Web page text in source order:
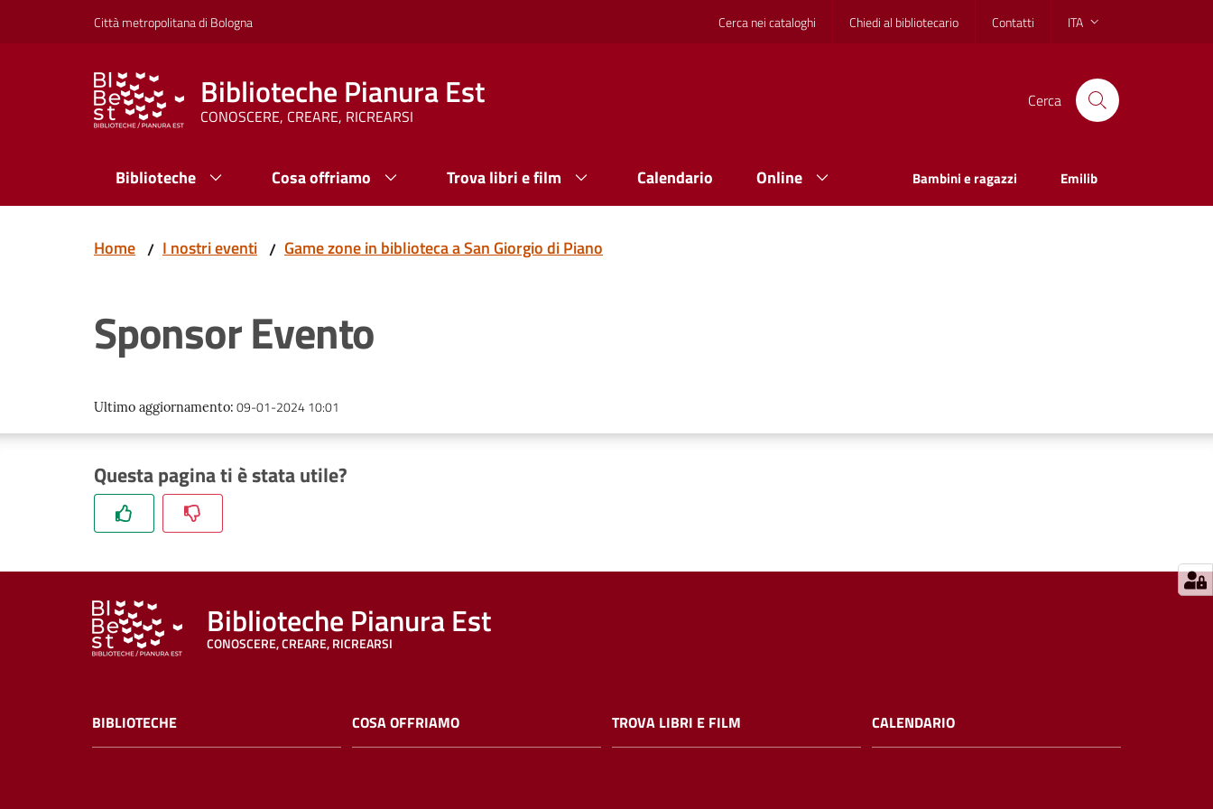
Vai al contenuto
Vai alla navigazioneCittà metropolitana di Bologna Cerca nei cataloghi Chiedi al bibliotecario Contatti ITA
Biblioteche Pianura Est
CONOSCERE, CREARE, RICREARSI
Cerca
Biblioteche Cosa offriamo Trova libri e film Calendario Online Bambini e ragazzi Emilib
Home / I nostri eventi / Game zone in biblioteca a San Giorgio di Piano
Sponsor Evento
Ultimo aggiornamento: 09-01-2024 10:01
Questa pagina ti è stata utile?
Biblioteche Pianura Est
CONOSCERE, CREARE, RICREARSI
BIBLIOTECHE COSA OFFRIAMO TROVA LIBRI E FILM CALENDARIO